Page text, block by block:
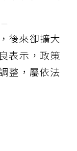
後來卻擴大
表示，政策
整，屬依法